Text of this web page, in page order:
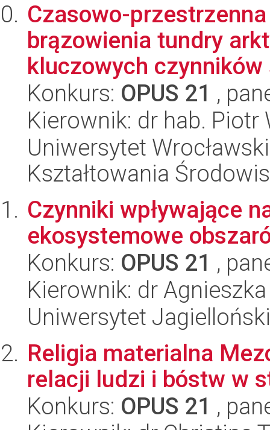
Czasowo-
brązowienia tundry
kluczowych czynników
Konkurs: OPUS 21 ,
Kierownik: dr hab. Piotr
Uniwersytet
Kształtowania
Czynniki wpływające
ekosystemowe
Konkurs: OPUS 21 ,
Kierownik: dr
Uniwersytet
Religia materialna
relacji ludzi i bóstw w
Konkurs: OPUS 21 ,